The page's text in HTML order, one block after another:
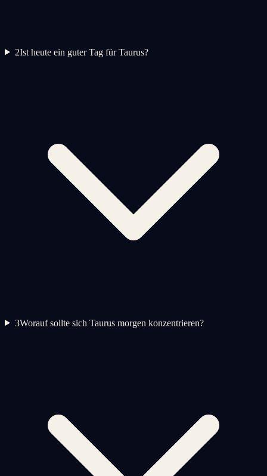
2Ist heute ein guter Tag für Taurus?
3Worauf sollte sich Taurus morgen konzentrieren?